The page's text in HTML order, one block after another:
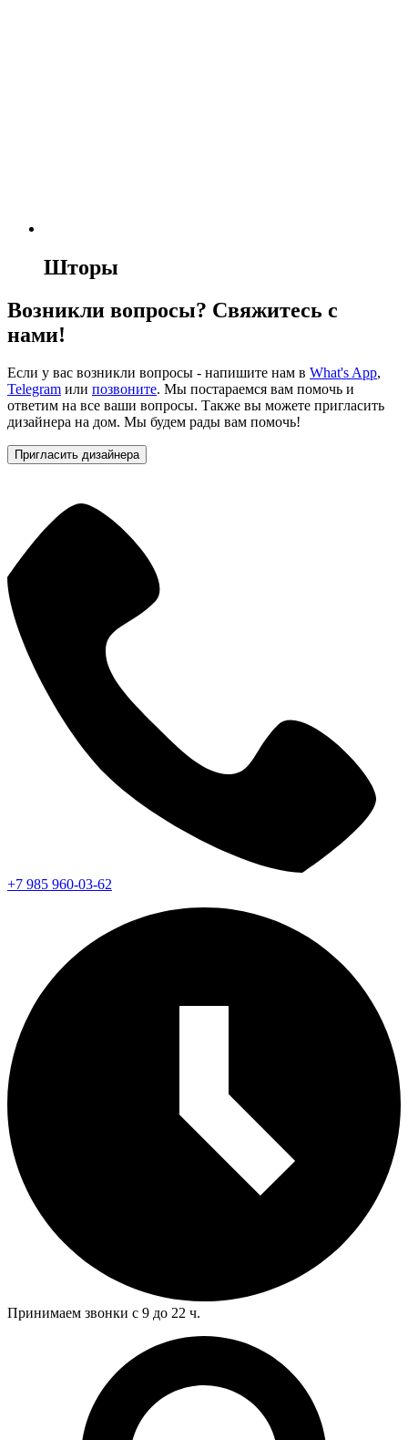
Шторы
Возникли вопросы? Свяжитесь с
нами!
Если у вас возникли вопросы - напишите нам в What's App,
Telegram или позвоните. Мы постараемся вам помочь и
ответим на все ваши вопросы. Также вы можете пригласить
дизайнера на дом. Мы будем рады вам помочь!
Пригласить дизайнера
+7 985 960-03-62
Принимаем звонки с 9 до 22 ч.